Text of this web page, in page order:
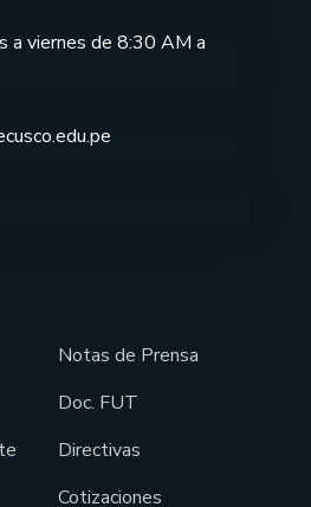
a viernes de 8:30 AM a
Notas de Prensa
Doc. FUT
Directivas
Cotizaciones